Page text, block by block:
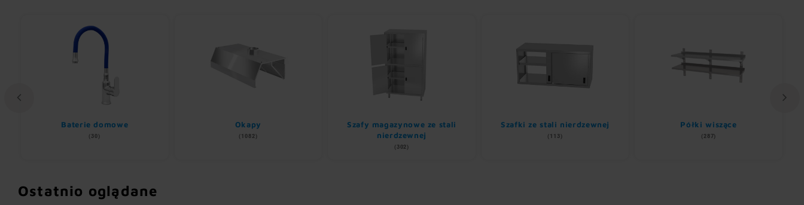
Baterie domowe
(30)
Okapy
(1082)
Szafy magazynowe ze stali
nierdzewnej
(302)
Szafki ze stali nierdzewnej
(113)
Półki wiszące
(287)
Ostatnio oglądane